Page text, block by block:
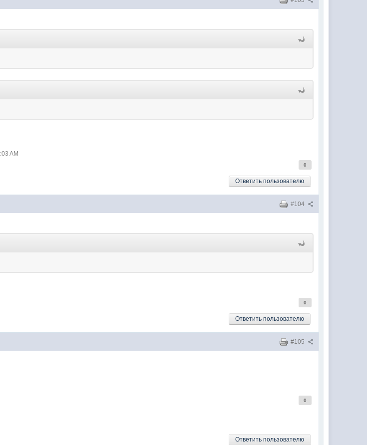
AM
0
Ответить пользователю
#104
0
Ответить пользователю
#105
0
Ответить пользователю